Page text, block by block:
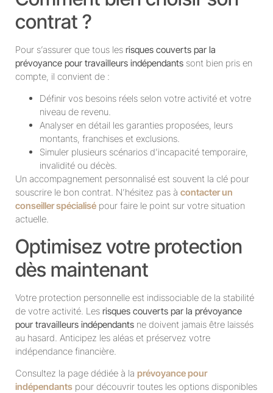
contrat ?
Pour s’assurer que tous les risques couverts par la
prévoyance pour travailleurs indépendants sont bien pris en
compte, il convient de :
Définir vos besoins réels selon votre activité et votre
niveau de revenu.
Analyser en détail les garanties proposées, leurs
montants, franchises et exclusions.
Simuler plusieurs scénarios d’incapacité temporaire,
invalidité ou décès.
Un accompagnement personnalisé est souvent la clé pour
souscrire le bon contrat. N’hésitez pas à contacter un
conseiller spécialisé pour faire le point sur votre situation
actuelle.
Optimisez votre protection
dès maintenant
Votre protection personnelle est indissociable de la stabilité
de votre activité. Les risques couverts par la prévoyance
pour travailleurs indépendants ne doivent jamais être laissés
au hasard. Anticipez les aléas et préservez votre
indépendance financière.
Consultez la page dédiée à la prévoyance pour
indépendants pour découvrir toutes les options disponibles